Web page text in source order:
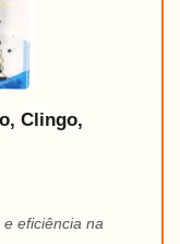
Clingo,
eficiência na